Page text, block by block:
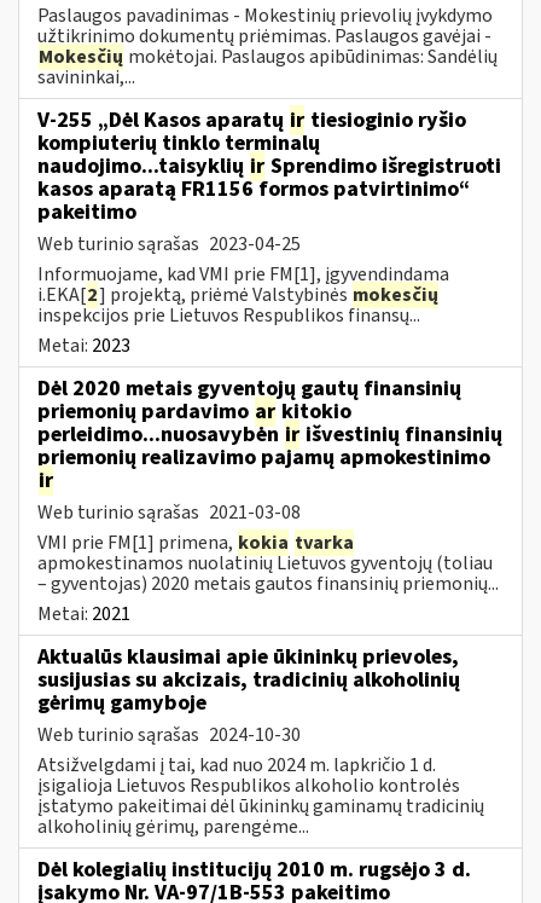
Paslaugos pavadinimas - Mokestinių prievolių įvykdymo
užtikrinimo dokumentų priėmimas. Paslaugos gavėjai -
Mokesčių mokėtojai. Paslaugos apibūdinimas: Sandėlių
savininkai,...
V-255 „Dėl Kasos aparatų ir tiesioginio ryšio
kompiuterių tinklo terminalų
naudojimo...taisyklių ir Sprendimo išregistruoti
kasos aparatą FR1156 formos patvirtinimo“
pakeitimo
Web turinio sąrašas 2023-04-25
Informuojame, kad VMI prie FM[1], įgyvendindama
i.EKA[2] projektą, priėmė Valstybinės mokesčių
inspekcijos prie Lietuvos Respublikos finansų...
Metai: 2023
Dėl 2020 metais gyventojų gautų finansinių
priemonių pardavimo ar kitokio
perleidimo...nuosavybėn ir išvestinių finansinių
priemonių realizavimo pajamų apmokestinimo
ir
Web turinio sąrašas 2021-03-08
VMI prie FM[1] primena, kokia tvarka
apmokestinamos nuolatinių Lietuvos gyventojų (toliau
– gyventojas) 2020 metais gautos finansinių priemonių...
Metai: 2021
Aktualūs klausimai apie ūkininkų prievoles,
susijusias su akcizais, tradicinių alkoholinių
gėrimų gamyboje
Web turinio sąrašas 2024-10-30
Atsižvelgdami į tai, kad nuo 2024 m. lapkričio 1 d.
įsigalioja Lietuvos Respublikos alkoholio kontrolės
įstatymo pakeitimai dėl ūkininkų gaminamų tradicinių
alkoholinių gėrimų, parengėme...
Dėl kolegialių institucijų 2010 m. rugsėjo 3 d.
įsakymo Nr. VA-97/1B-553 pakeitimo